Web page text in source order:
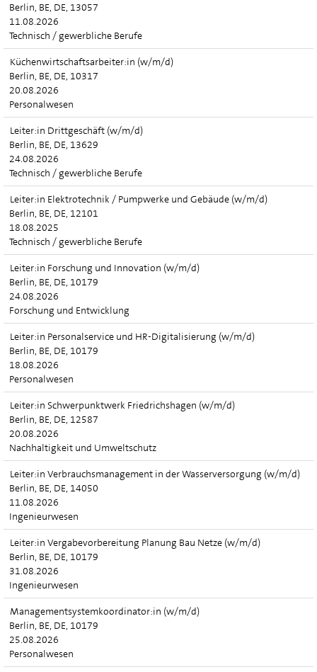
Berlin, BE, DE, 13057
11.08.2026
Technisch / gewerbliche Berufe
Küchenwirtschaftsarbeiter:in (w/m/d)
Berlin, BE, DE, 10317
20.08.2026
Personalwesen
Leiter:in Drittgeschäft (w/m/d)
Berlin, BE, DE, 13629
24.08.2026
Technisch / gewerbliche Berufe
Leiter:in Elektrotechnik / Pumpwerke und Gebäude (w/m/d)
Berlin, BE, DE, 12101
18.08.2025
Technisch / gewerbliche Berufe
Leiter:in Forschung und Innovation (w/m/d)
Berlin, BE, DE, 10179
24.08.2026
Forschung und Entwicklung
Leiter:in Personalservice und HR-Digitalisierung (w/m/d)
Berlin, BE, DE, 10179
18.08.2026
Personalwesen
Leiter:in Schwerpunktwerk Friedrichshagen (w/m/d)
Berlin, BE, DE, 12587
20.08.2026
Nachhaltigkeit und Umweltschutz
Leiter:in Verbrauchsmanagement in der Wasserversorgung (w/m/d)
Berlin, BE, DE, 14050
11.08.2026
Ingenieurwesen
Leiter:in Vergabevorbereitung Planung Bau Netze (w/m/d)
Berlin, BE, DE, 10179
31.08.2026
Ingenieurwesen
Managementsystemkoordinator:in (w/m/d)
Berlin, BE, DE, 10179
25.08.2026
Personalwesen